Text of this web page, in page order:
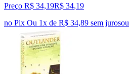
Preço R$ 34,19R$ 34,19
no Pix Ou 1x de R$ 34,89 sem jurosou